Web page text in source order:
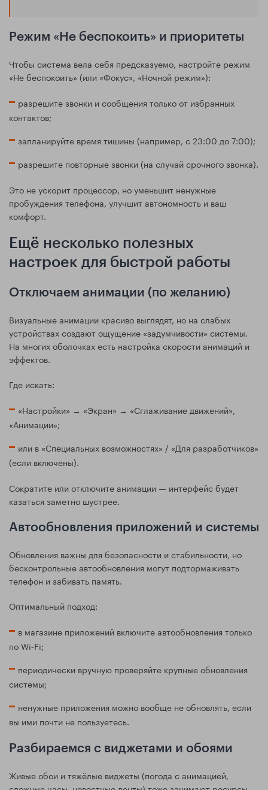
Режим «Не беспокоить» и приоритеты
Чтобы система вела себя предсказуемо, настройте режим
«Не беспокоить» (или «Фокус», «Ночной режим»):
разрешите звонки и сообщения только от избранных
контактов;
запланируйте время тишины (например, с 23:00 до 7:00);
разрешите повторные звонки (на случай срочного звонка).
Это не ускорит процессор, но уменьшит ненужные
пробуждения телефона, улучшит автономность и ваш
комфорт.
Ещё несколько полезных
настроек для быстрой работы
Отключаем анимации (по желанию)
Визуальные анимации красиво выглядят, но на слабых
устройствах создают ощущение «задумчивости» системы.
На многих оболочках есть настройка скорости анимаций и
эффектов.
Где искать:
«Настройки» → «Экран» → «Сглаживание движений»,
«Анимации»;
или в «Специальных возможностях» / «Для разработчиков»
(если включены).
Сократите или отключите анимации — интерфейс будет
казаться заметно шустрее.
Автообновления приложений и системы
Обновления важны для безопасности и стабильности, но
бесконтрольные автообновления могут подтормаживать
телефон и забивать память.
Оптимальный подход:
в магазине приложений включите автообновления только
по Wi‑Fi;
периодически вручную проверяйте крупные обновления
системы;
ненужные приложения можно вообще не обновлять, если
вы ими почти не пользуетесь.
Разбираемся с виджетами и обоями
Живые обои и тяжёлые виджеты (погода с анимацией,